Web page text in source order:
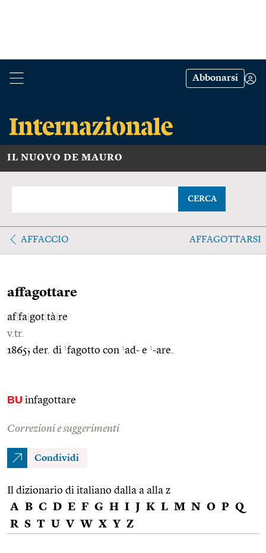
Abbonarsi
IL NUOVO DE MAURO
CERCA
AFFACCIO AFFAGOTTARSI
affagottare
af|fa got tà re
v.tr.
1865; der. di 1fagotto con 1ad- e 1-are.
BU infagottare
Correzioni e suggerimenti
Condividi
Il dizionario di italiano dalla a alla z
A B C D E F G H I J K L M N O P Q
R S T U V W X Y Z